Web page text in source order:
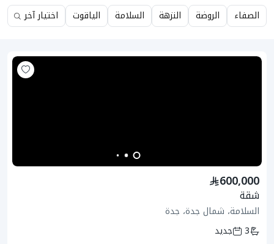
الصفاء الروضة النزهة السلامة الياقوت اختيار آخر
600,000
شقة
السلامة، شمال جدة، جدة
3
جديد